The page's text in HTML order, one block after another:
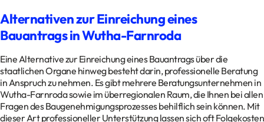
Alternativen zur Einreichung eines
Bauantrags in Wutha-Farnroda
Eine Alternative zur Einreichung eines Bauantrags über die
staatlichen Organe hinweg besteht darin, professionelle Beratung
in Anspruch zu nehmen. Es gibt mehrere Beratungsunternehmen in
Wutha-Farnroda sowie im überregionalen Raum, die Ihnen bei allen
Fragen des Baugenehmigungsprozesses behilflich sein können. Mit
dieser Art professioneller Unterstützung lassen sich oft Folgekosten